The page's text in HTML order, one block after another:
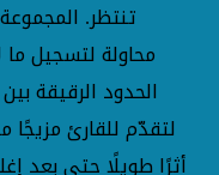
تنتظر.
محاولة لتسجيل
الحدود الرقيقة
لتقدّم للقارئ
أثرًا طويلًا حتى بعد